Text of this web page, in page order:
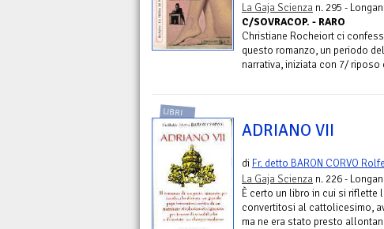
La Gaja Scienza n. 295 -
C/SOVRACOP. - RARO
Christiane Rocheiort ci
questo romanzo, un periodo
narrativa, iniziata con 7/ riposo
LIBRI
ADRIANO VII
di Fr. detto BARON CORVO Rolfe
La Gaja Scienza n. 226 -
È certo un libro in cui si riflette
convertitosi al cattolicesimo,
ma ne era stato presto